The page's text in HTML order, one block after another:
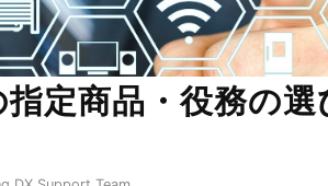
定商品・役務の